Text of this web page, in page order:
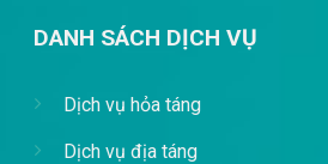
DANH SÁCH DỊCH VỤ
Dịch vụ hỏa táng
Dịch vụ địa táng